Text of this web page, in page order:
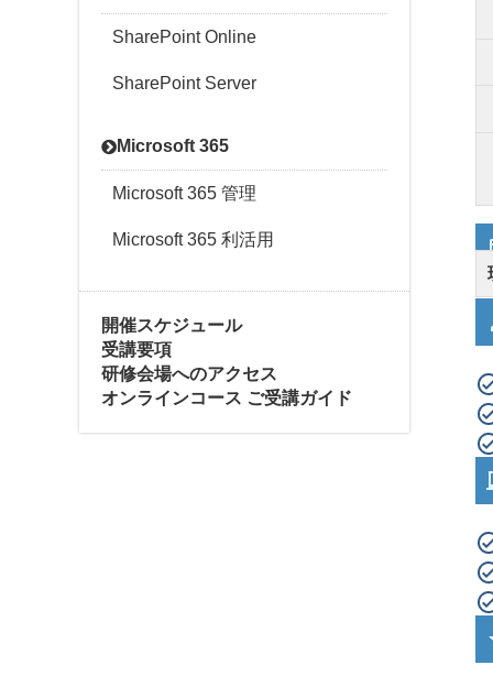
SharePoint Online
SharePoint Server
Microsoft 365
Microsoft 365 管理
Microsoft 365 利活用
開催スケジュール
受講要項
研修会場へのアクセス
オンラインコース ご受講ガイド